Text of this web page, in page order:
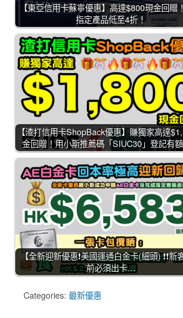
【東亞信用卡蘇寧優惠】高達$800現金回贈
指定產品低至4折！
【渣打信用卡ShopBack優惠】賺獨家高達
金回贈！用小斯推薦碼「SIUC30」登記有
【全新迎新優惠❗美國運通白金卡(細頭) ❗❗新
前必須出卡…
Categories: 最新優惠